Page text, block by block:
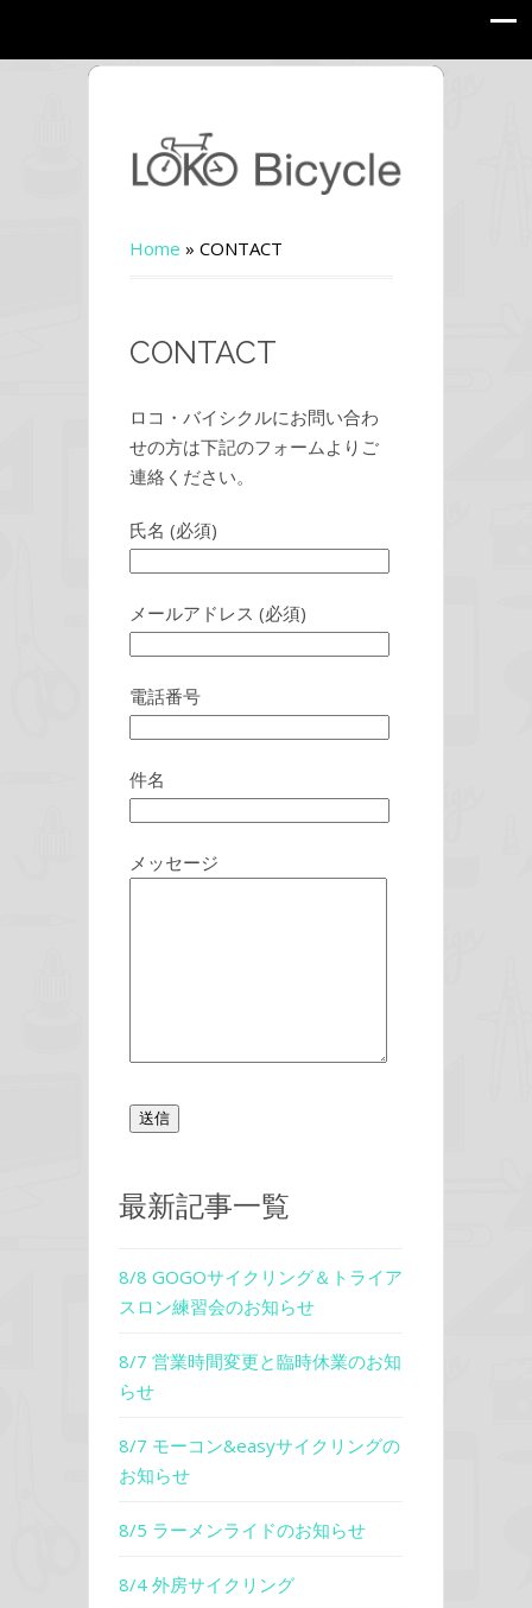
Home » CONTACT
CONTACT
ロコ・バイシクルにお問い合わ
せの方は下記のフォームよりご
連絡ください。
氏名 (必須)
メールアドレス (必須)
電話番号
件名
メッセージ
最新記事一覧
8/8 GOGOサイクリング＆トライア
スロン練習会のお知らせ
8/7 営業時間変更と臨時休業のお知
らせ
8/7 モーコン&easyサイクリングの
お知らせ
8/5 ラーメンライドのお知らせ
8/4 外房サイクリング